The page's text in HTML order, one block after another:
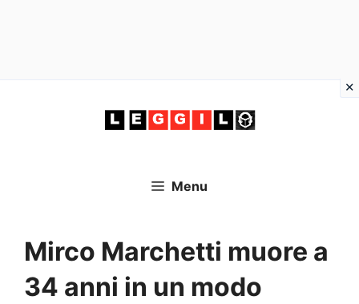
Menu
Mirco Marchetti muore a
34 anni in un modo